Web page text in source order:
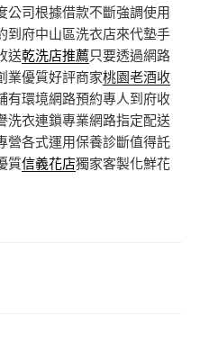
公司根據借款不斷強調使用
到府中山區洗衣店來代墊手
送乾洗店推薦只要透過網路
業優質好評商家桃園老酒收
有環境網路預約專人到府收
洗衣連鎖專業網路指定配送
營各式運用保養診斷值得託
質信義花店獨家客製化鮮花